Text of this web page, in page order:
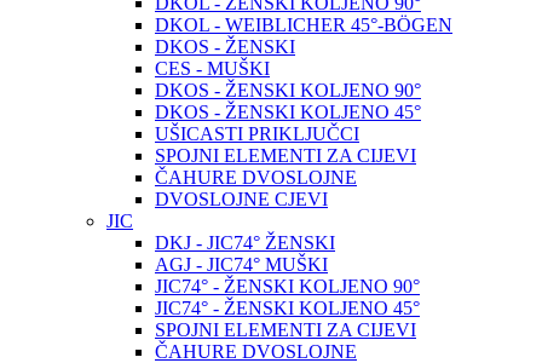
DKOL - WEIBLICHER 45°-BÖGEN
DKOS - ŽENSKI
CES - MUŠKI
DKOS - ŽENSKI KOLJENO 90°
DKOS - ŽENSKI KOLJENO 45°
UŠICASTI PRIKLJUČCI
SPOJNI ELEMENTI ZA CIJEVI
ČAHURE DVOSLOJNE
DVOSLOJNE CJEVI
JIC
DKJ - JIC74° ŽENSKI
AGJ - JIC74° MUŠKI
JIC74° - ŽENSKI KOLJENO 90°
JIC74° - ŽENSKI KOLJENO 45°
SPOJNI ELEMENTI ZA CIJEVI
ČAHURE DVOSLOJNE